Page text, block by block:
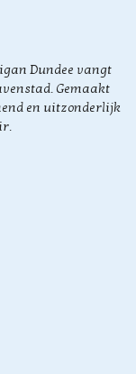
Dundee vangt
Gemaakt
en uitzonderlijk